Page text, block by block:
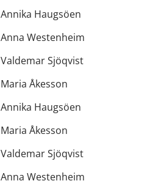
Annika Haugsöen
Anna Westenheim
Valdemar Sjöqvist
Maria Åkesson
Annika Haugsöen
Maria Åkesson
Valdemar Sjöqvist
Anna Westenheim